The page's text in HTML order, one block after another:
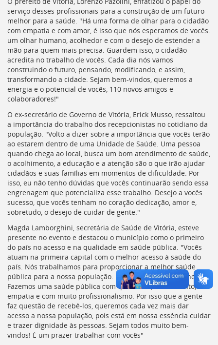
página
[]
Ir
para
a
busca
[]
Voltar
para
o
deste
menu
[]
serviço desses profissionais para a construção de um futuro
melhor para a saúde. "Há uma forma de olhar para o cidadão
com empatia e com amor, é isso que nós esperamos de vocês:
um olhar humano, acolhedor e com o desejo de estender a
mão para quem mais precisa. Guardem isso, o cidadão
acredita no trabalho de vocês. Cada dia nós vamos
construindo o futuro, pensando, modificando, e assim,
transformando a cidade. Sejam bem-vindos, queremos a
energia e o potencial de vocês, 110 novos amigos e
colaboradores!"
O ex-secretário de Governo de Vitória, Erick Musso, ressaltou
a importância do trabalho dos recepcionistas no cotidiano da
população. "Volto a dizer sobre a importância que vocês terão
ao estarem dentro de uma Unidade de Saúde. Uma pessoa
quando chega ao local, busca um bom atendimento de saúde,
o acolhimento, a educação e a atenção são o que irão ajudar
cidadãos e suas famílias em momentos de dificuldade. Por
isso, eu não tenho dúvidas que vocês continuarão sendo essa
engrenagem que potencializa esse trabalho. Desejo a vocês
sucesso, que vocês tenham no coração dedicação, amor e,
sobretudo, o desejo de cuidar de gente."
Magda Lamborghini, secretária de Saúde de Vitória, esteve
presente no evento e destacou o município como o primeiro
do país no acesso e na qualidade em saúde pública. "Vocês
atuam na primeira capital com o melhor acesso à saúde do
país. Nós trabalhamos para proporcionar a melhor saúde
pública para a nossa população. Isso é motivo de orgulho.
Fazemos uma saúde pública com qualidade, acolhimento,
empatia e com muito profissionalismo. Por isso que a gente
faz questão de recebê-los, queremos cada vez mais dar
acesso a nossa população, pois está em nossa essência cuidar
e trazer dignidade às pessoas. Sejam todos muito bem-
vindos! É um prazer trabalhar com vocês"